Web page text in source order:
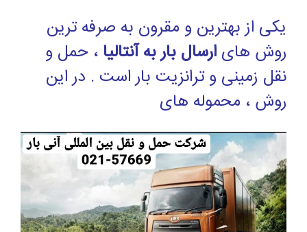
یکی از بهترین و مقرون به صرفه ترین
روش های ارسال بار به آنتالیا ، حمل و
نقل زمینی و ترانزیت بار است . در این
روش ، محموله های